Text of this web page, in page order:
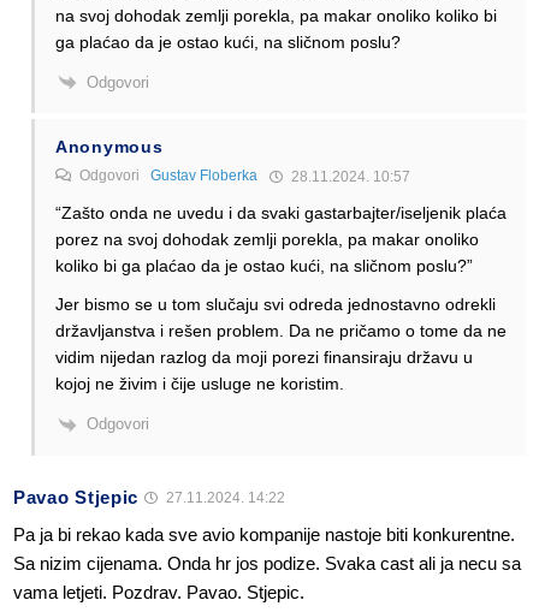
na svoj dohodak zemlji porekla, pa makar onoliko koliko bi
ga plaćao da je ostao kući, na sličnom poslu?
Odgovori
Anonymous
Odgovori Gustav Floberka 28.11.2024. 10:57
“Zašto onda ne uvedu i da svaki gastarbajter/iseljenik plaća
porez na svoj dohodak zemlji porekla, pa makar onoliko
koliko bi ga plaćao da je ostao kući, na sličnom poslu?”
Jer bismo se u tom slučaju svi odreda jednostavno odrekli
državljanstva i rešen problem. Da ne pričamo o tome da ne
vidim nijedan razlog da moji porezi finansiraju državu u
kojoj ne živim i čije usluge ne koristim.
Odgovori
Pavao Stjepic 27.11.2024. 14:22
Pa ja bi rekao kada sve avio kompanije nastoje biti konkurentne.
Sa nizim cijenama. Onda hr jos podize. Svaka cast ali ja necu sa
vama letjeti. Pozdrav. Pavao. Stjepic.